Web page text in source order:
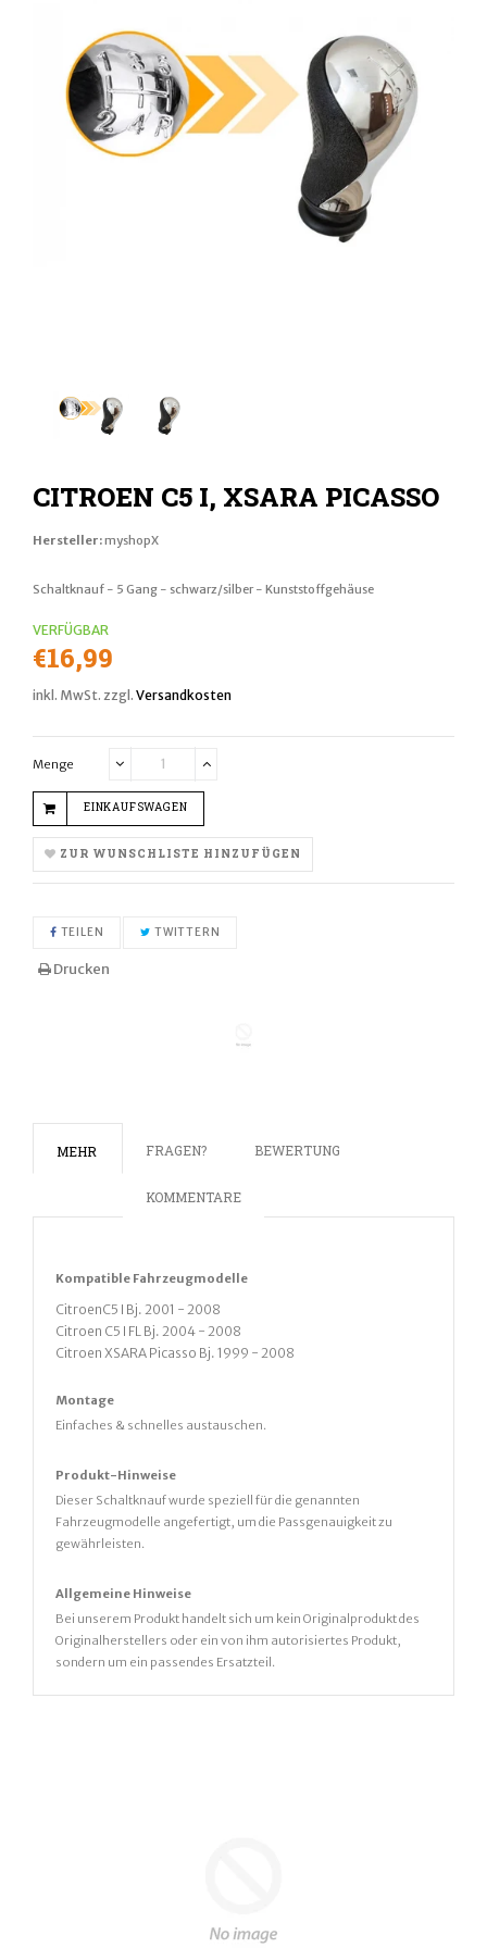
CITROEN C5 I, XSARA PICASSO
Hersteller:myshopX
Schaltknauf - 5 Gang - schwarz/silber - Kunststoffgehäuse
VERFÜGBAR
Normaler
Preis
€16,99
inkl. MwSt. zzgl. Versandkosten
Menge
missing:
de.cart.general.reduce_quantity
EINKAUFSWAGEN
ZUR WUNSCHLISTE HINZUFÜGEN
TEILEN AUF FACEBOOK TEILEN
TWITTERN
Drucken
MEHR FRAGEN? BEWERTUNG
KOMMENTARE
Kompatible Fahrzeugmodelle
CitroenC5 I Bj. 2001 - 2008
Citroen C5 I FL Bj. 2004 - 2008
Citroen XSARA Picasso Bj. 1999 - 2008
Montage
Einfaches & schnelles austauschen.
Produkt-Hinweise
Dieser Schaltknauf wurde speziell für die genannten
Fahrzeugmodelle angefertigt, um die Passgenauigkeit zu
gewährleisten.
Allgemeine Hinweise
Bei unserem Produkt handelt sich um kein Originalprodukt des
Originalherstellers oder ein von ihm autorisiertes Produkt,
sondern um ein passendes Ersatzteil.